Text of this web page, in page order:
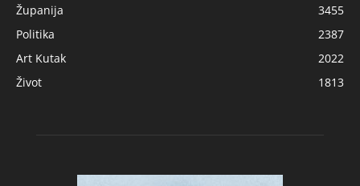
Županija
3455
Politika
2387
Art Kutak
2022
Život
1813